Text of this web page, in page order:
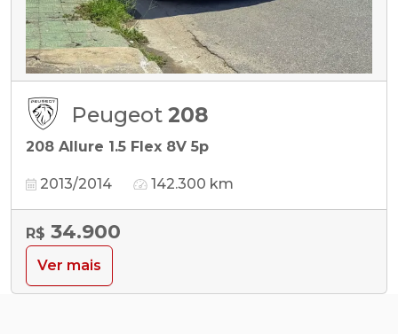
Peugeot 208
208 Allure 1.5 Flex 8V 5p
2013/2014 142.300 km
R$ 34.900
Ver mais